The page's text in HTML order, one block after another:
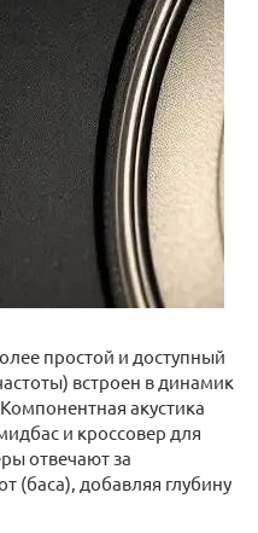
простой и доступный
встроен в динамик
акустика
и кроссовер для
отвечают за
(баса), добавляя глубину